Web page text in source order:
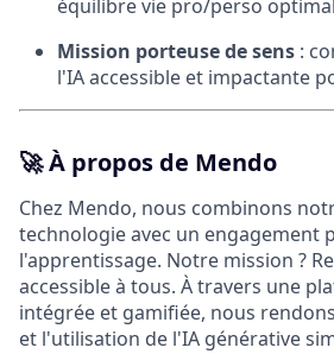
équilibre vie pro/perso
Mission porteuse de sens :
l'IA accessible et impactante
🚀À propos de Mendo
Chez Mendo, nous combinons
technologie avec un engagement
l'apprentissage. Notre mission ?
accessible à tous. À travers une
intégrée et gamifiée, nous
et l'utilisation de l'IA générative